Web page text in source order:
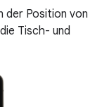
der Position von
Tisch- und